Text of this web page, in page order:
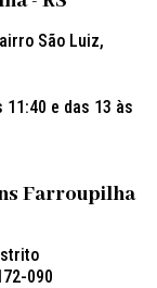
São Luiz,
e das 13 às
Farroupilha
090